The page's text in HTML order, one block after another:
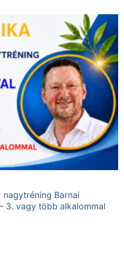
Barnai
3. vagy több alkalommal